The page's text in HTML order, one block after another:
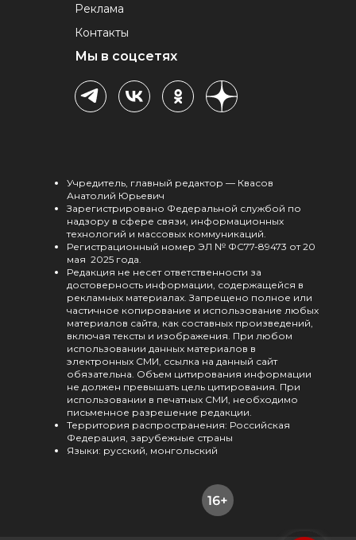
Реклама
Контакты
Мы в соцсетях
Учредитель, главный редактор — Квасов
Анатолий Юрьевич
Зарегистрировано Федеральной службой по
надзору в сфере связи, информационных
технологий и массовых коммуникаций.
Регистрационный номер ЭЛ № ФС77-89473 от 20
мая 2025 года.
Редакция не несет ответственности за
достоверность информации, содержащейся в
рекламных материалах. Запрещено полное или
частичное копирование и использование любых
материалов сайта, как составных произведений,
включая тексты и изображения. При любом
использовании данных материалов в
электронных СМИ, ссылка на данный сайт
обязательна. Объем цитирования информации
не должен превышать цель цитирования. При
использовании в печатных СМИ, необходимо
письменное разрешение редакции.
Территория распространения: Российская
Федерация, зарубежные страны
Языки: русский, монгольский